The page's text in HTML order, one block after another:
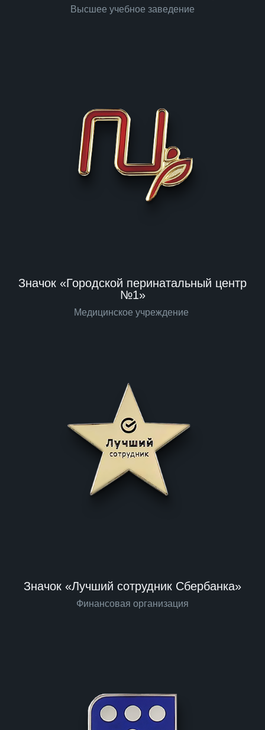
Высшее учебное заведение
Значок «Городской перинатальный центр
№1»
Медицинское учреждение
Значок «Лучший сотрудник Сбербанка»
Финансовая организация